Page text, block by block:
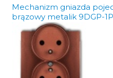
Mechanizm gniazda
brązowy metalik 9DGP-